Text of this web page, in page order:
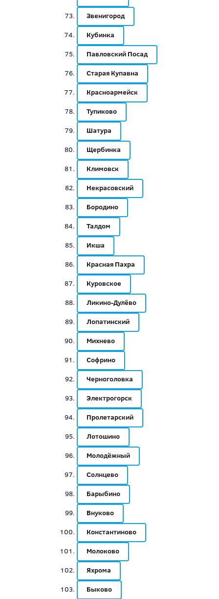
Звенигород
Кубинка
Павловский Посад
Старая Купавна
Красноармейск
Тупиково
Шатура
Щербинка
Климовск
Некрасовский
Бородино
Талдом
Икша
Красная Пахра
Куровское
Ликино-Дулёво
Лопатинский
Михнево
Софрино
Черноголовка
Электрогорск
Пролетарский
Лотошино
Молодёжный
Солнцево
Барыбино
Внуково
Константиново
Молоково
Яхрома
Быково